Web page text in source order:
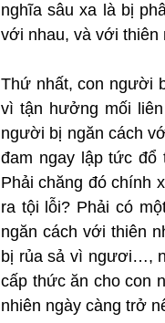
nghĩa sâu xa là bị
với nhau, và với thiên
Thứ nhất, con người
vì tận hưởng mối
người bị ngăn cách
đam ngay lập tức đổ
Phải chăng đó chính
ra tội lỗi? Phải có
ngăn cách với thiên
bị rủa sả vì ngươi…,
cấp thức ăn cho con
nhiên ngày càng trở